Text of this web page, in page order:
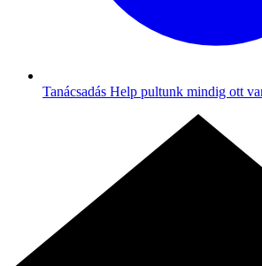
Tanácsadás Help pultunk mindig ott